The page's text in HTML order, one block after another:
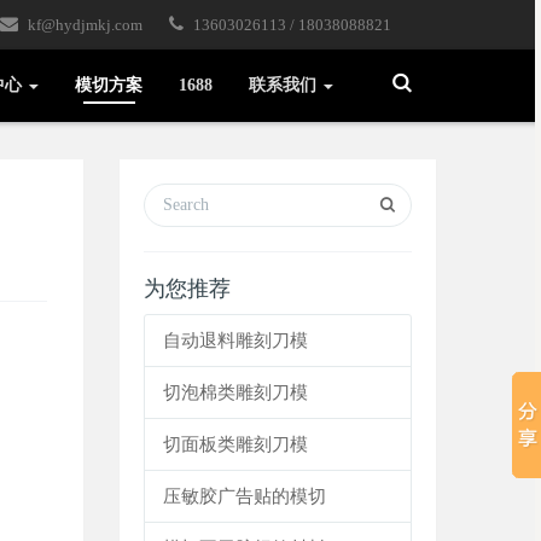
kf@hydjmkj.com 13603026113 / 18038088821
Toggle
Search
心 模切方案 1688 联系我们
为您推荐
自动退料雕刻刀模
切泡棉类雕刻刀模
切面板类雕刻刀模
压敏胶广告贴的模切